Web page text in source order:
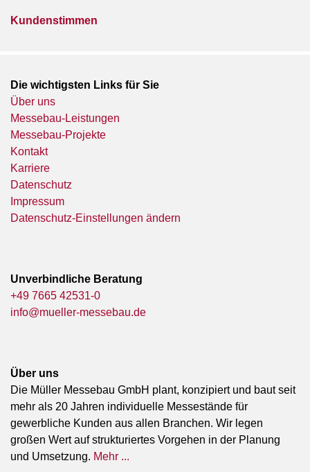
Kundenstimmen
Die wichtigsten Links für Sie
Über uns
Messebau-Leistungen
Messebau-Projekte
Kontakt
Karriere
Datenschutz
Impressum
Datenschutz-Einstellungen ändern
Unverbindliche Beratung
+49 7665 42531-0
info@mueller-messebau.de
Über uns
Die Müller Messebau GmbH plant, konzipiert und baut seit
mehr als 20 Jahren individuelle Messestände für
gewerbliche Kunden aus allen Branchen. Wir legen
großen Wert auf strukturiertes Vorgehen in der Planung
und Umsetzung. Mehr ...